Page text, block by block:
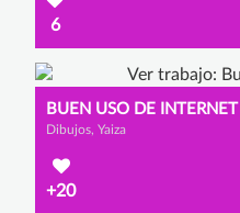
6
BUEN USO DE INTERNET
Dibujos, Yaiza
+20